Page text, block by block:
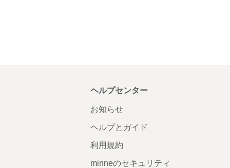
ヘルプセンター
お知らせ
ヘルプとガイド
利用規約
minneのセキュリティ